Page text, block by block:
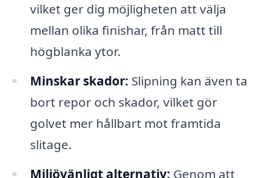
vilket ger dig möjligheten att välja
mellan olika finishar, från matt till
högblanka ytor.
Minskar skador: Slipning kan även ta
bort repor och skador, vilket gör
golvet mer hållbart mot framtida
slitage.
Miljövänligt alternativ: Genom att